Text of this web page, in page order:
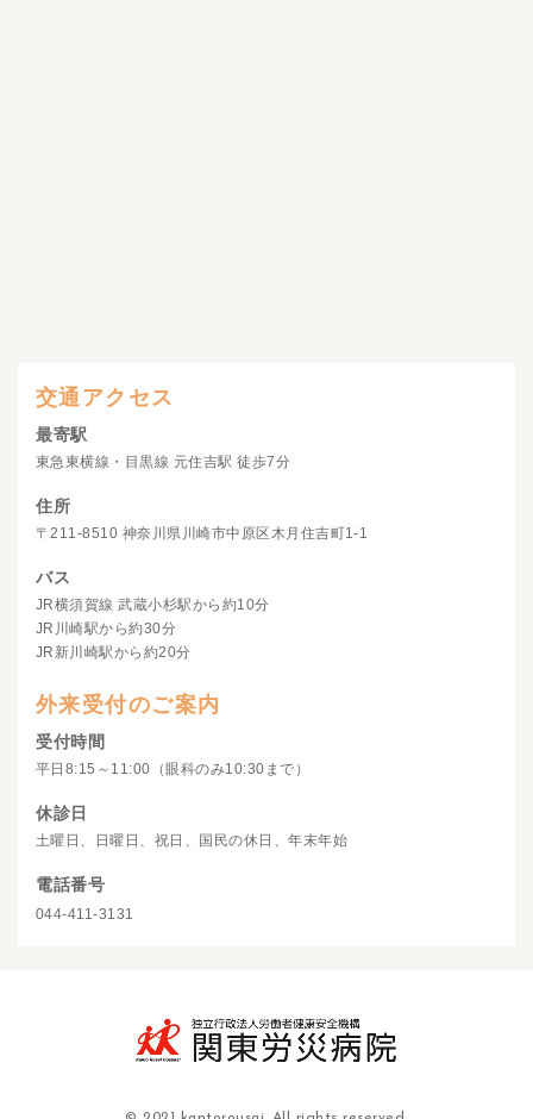
交通アクセス
最寄駅
東急東横線・目黒線 元住吉駅 徒歩7分
住所
〒211-8510 神奈川県川崎市中原区木月住吉町1-1
バス
JR横須賀線 武蔵小杉駅から約10分
JR川崎駅から約30分
JR新川崎駅から約20分
外来受付のご案内
受付時間
平日8:15～11:00（眼科のみ10:30まで）
休診日
土曜日、日曜日、祝日、国民の休日、年末年始
電話番号
044-411-3131